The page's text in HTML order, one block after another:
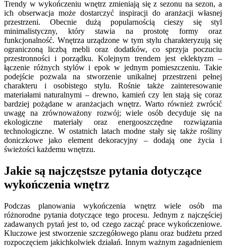
Trendy w wykończeniu wnętrz zmieniają się z sezonu na sezon, a
ich obserwacja może dostarczyć inspiracji do aranżacji własnej
przestrzeni. Obecnie dużą popularnością cieszy się styl
minimalistyczny, który stawia na prostotę formy oraz
funkcjonalność. Wnętrza urządzone w tym stylu charakteryzują się
ograniczoną liczbą mebli oraz dodatków, co sprzyja poczuciu
przestronności i porządku. Kolejnym trendem jest eklektyzm –
łączenie różnych stylów i epok w jednym pomieszczeniu. Takie
podejście pozwala na stworzenie unikalnej przestrzeni pełnej
charakteru i osobistego stylu. Rośnie także zainteresowanie
materiałami naturalnymi – drewno, kamień czy len stają się coraz
bardziej pożądane w aranżacjach wnętrz. Warto również zwrócić
uwagę na zrównoważony rozwój; wiele osób decyduje się na
ekologiczne materiały oraz energooszczędne rozwiązania
technologiczne. W ostatnich latach modne stały się także rośliny
doniczkowe jako element dekoracyjny – dodają one życia i
świeżości każdemu wnętrzu.
Jakie są najczęstsze pytania dotyczące
wykończenia wnętrz
Podczas planowania wykończenia wnętrz wiele osób ma
różnorodne pytania dotyczące tego procesu. Jednym z najczęściej
zadawanych pytań jest to, od czego zacząć prace wykończeniowe.
Kluczowe jest stworzenie szczegółowego planu oraz budżetu przed
rozpoczęciem jakichkolwiek działań. Innym ważnym zagadnieniem